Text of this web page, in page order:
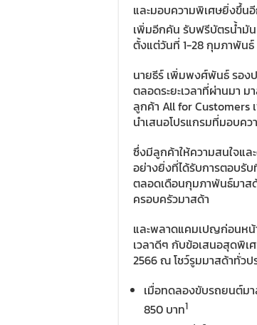
และมอบความพิเศษยิ่งขึ้น
เพิ่มอีกคัน รับฟรีบัตรน้ำมั
ตั้งแต่วันที่ 1-28 กุมภาพันธ์
นายธีร์ เพิ่มพงศ์พันธ์ รองป
ตลอดระยะเวลาที่ผ่านมา
ลูกค้า All for Customers
นำเสนอโปรแกรมที่มอบค
ซึ่งมีลูกค้าให้ความสนใจแล
อย่างยิ่งที่ได้รับการตอบรั
ตลอดเดือนกุมภาพันธ์มาส
ครอบครัวมาสด้า
และพลาดแคมเปญก่อนหน้
เวลาดีๆ กับข้อเสนอสุดพิเ
2566 ณ โชว์รูมมาสด้าทั่วป
เมื่อทดลองขับรถยนต์ม
850 บาท1